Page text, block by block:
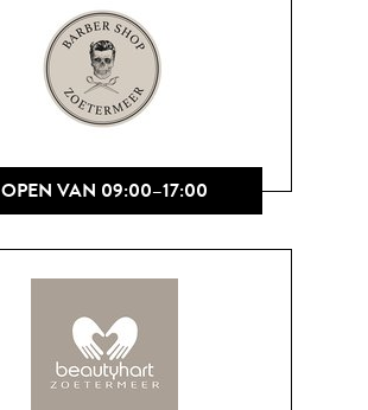
OPEN VAN 09:00–17:00